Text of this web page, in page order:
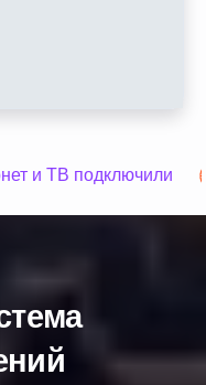
и ТВ подключили